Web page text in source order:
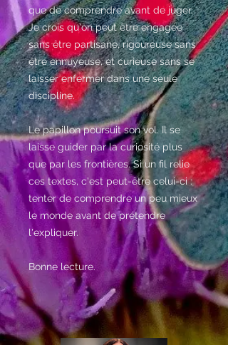
que de comprendre avant de juger.
Je crois qu'on peut être engagée
sans être partisane, rigoureuse sans
être ennuyeuse, et curieuse sans se
laisser enfermer dans une seule
discipline.
Le papillon poursuit son vol. Il se
laisse guider par la curiosité plus
que par les frontières. Si un fil relie
ces textes, c'est peut-être celui-ci :
tenter de comprendre un peu mieux
le monde avant de prétendre
l'expliquer.
Bonne lecture.